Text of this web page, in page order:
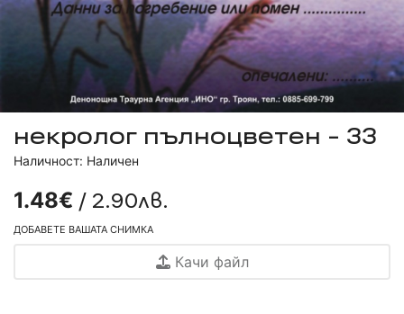
некролог пълноцветен - 33
Наличност: Наличен
1.48€ / 2.90лв.
ДОБАВЕТЕ ВАШАТА СНИМКА
Качи файл